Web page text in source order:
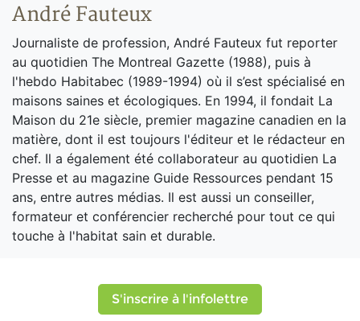
André Fauteux
Journaliste de profession, André Fauteux fut reporter
au quotidien The Montreal Gazette (1988), puis à
l'hebdo Habitabec (1989-1994) où il s’est spécialisé en
maisons saines et écologiques. En 1994, il fondait La
Maison du 21e siècle, premier magazine canadien en la
matière, dont il est toujours l'éditeur et le rédacteur en
chef. Il a également été collaborateur au quotidien La
Presse et au magazine Guide Ressources pendant 15
ans, entre autres médias. Il est aussi un conseiller,
formateur et conférencier recherché pour tout ce qui
touche à l'habitat sain et durable.
S'inscrire à l'infolettre